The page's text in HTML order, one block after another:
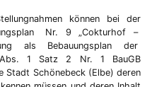
können bei der
Nr. 9 „Cokturhof –
als Bebauungsplan der
Abs. 1 Satz 2 Nr. 1 BauGB
Schönebeck (Elbe) deren